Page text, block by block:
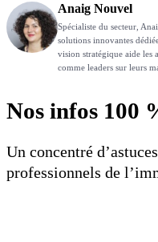
Anaig Nouvel
Spécialiste du secteur,
solutions innovantes
vision stratégique aide les
comme leaders sur leurs
Nos infos 100
Un concentré
professionnels de